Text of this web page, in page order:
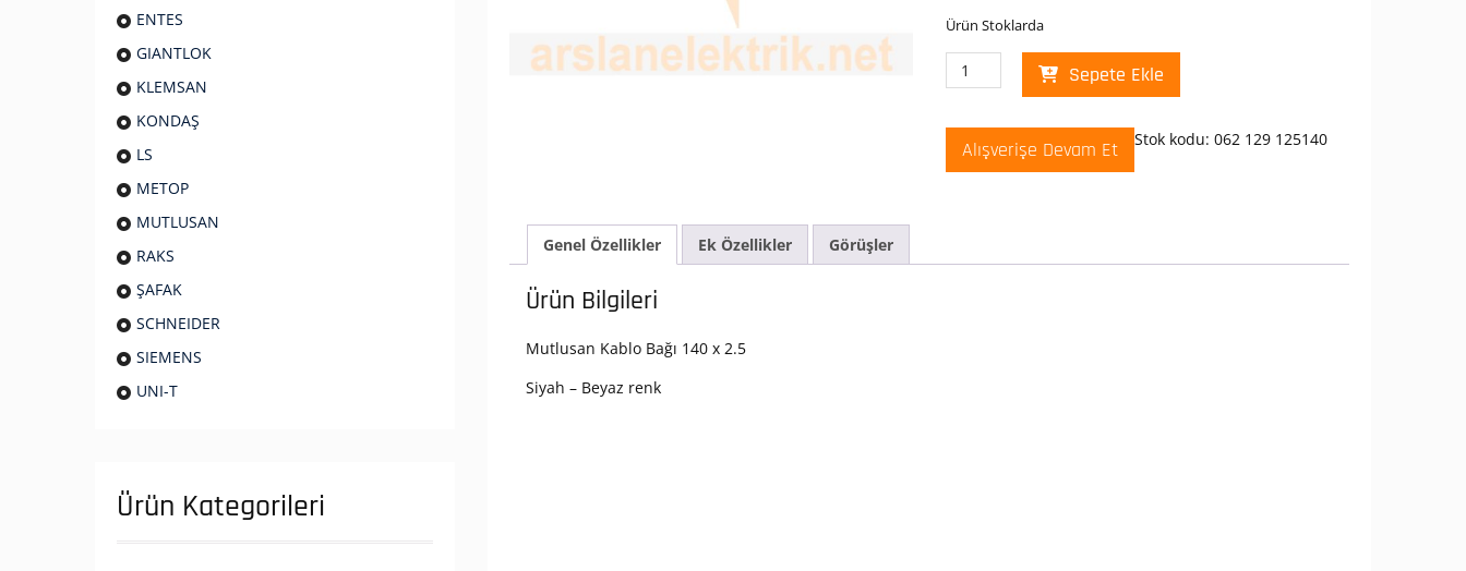
Ürün Stoklarda
Mutlusan
Plastik
Bağı
2.5*140
adet
Sepete Ekle
Alışverişe Devam Et Stok kodu:062 129 125140
Genel Özellikler Ek Özellikler Görüşler
Ürün Bilgileri
Mutlusan Kablo Bağı 140 x 2.5
Siyah – Beyaz renk
ENTES
GIANTLOK
KLEMSAN
KONDAŞ
LS
METOP
MUTLUSAN
RAKS
ŞAFAK
SCHNEIDER
SIEMENS
UNI-T
Ürün Kategorileri